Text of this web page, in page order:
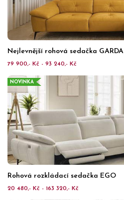
Nejlevnější rohová sedačka GARDA
79 900,- Kč - 93 240,- Kč
NOVINKA
Rohová rozkládací sedačka EGO
20 480,- Kč - 163 320,- Kč